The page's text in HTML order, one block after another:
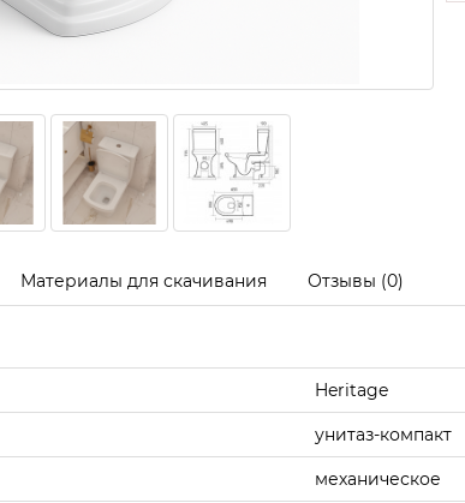
Материалы для скачивания Отзывы (0)
Heritage
унитаз-компакт
механическое